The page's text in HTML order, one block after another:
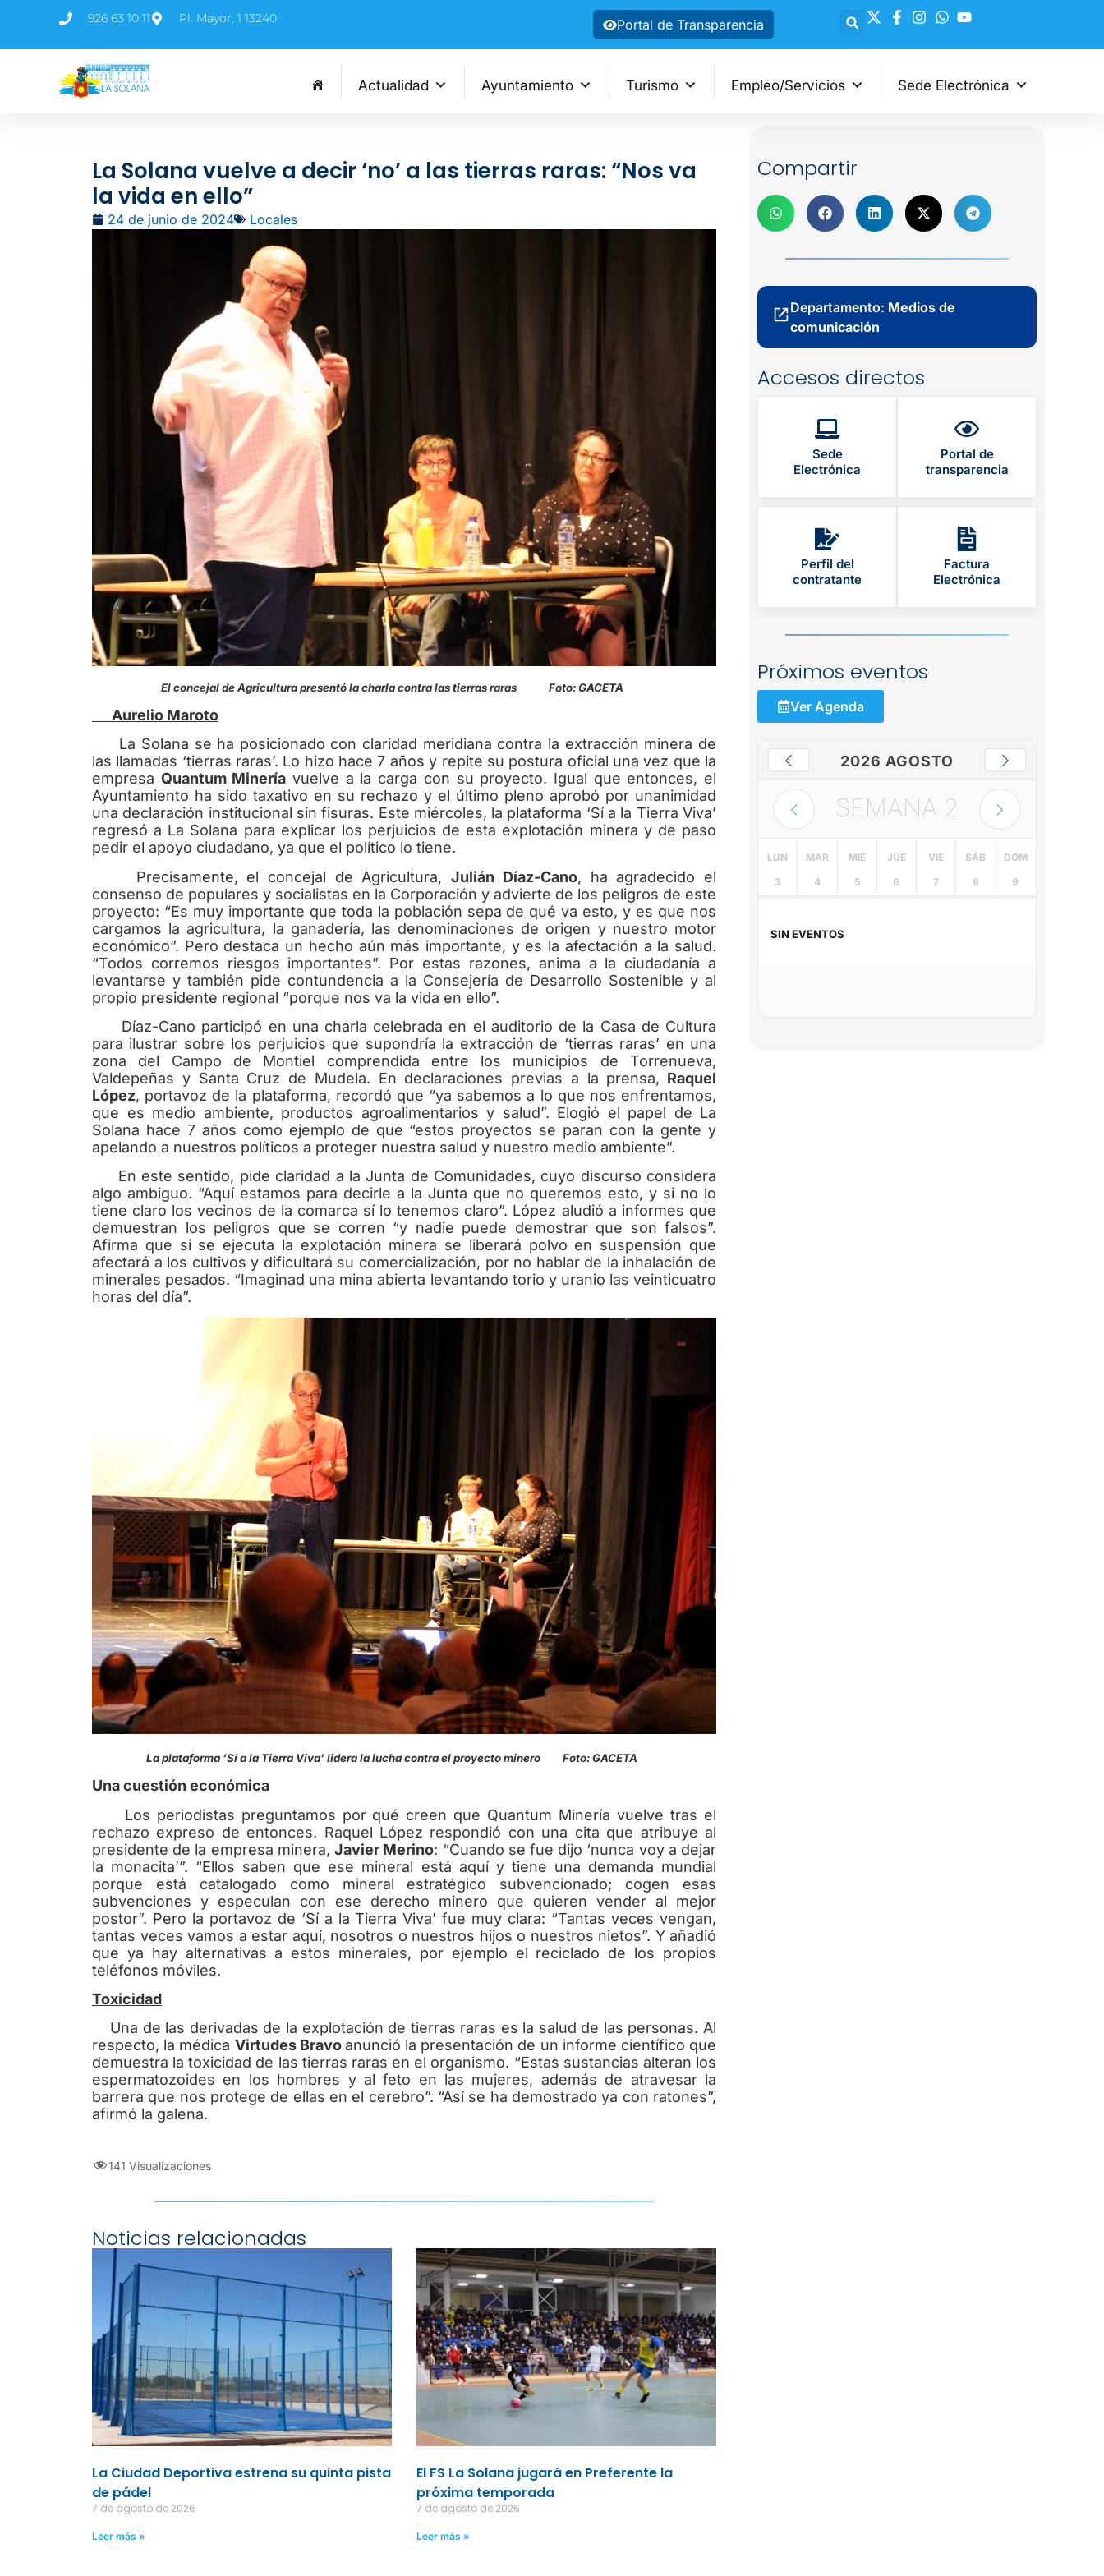
926 63 10 11 Pl. Mayor, 1 13240 Portal de Transparencia
Actualidad Ayuntamiento Turismo Empleo/Servicios Sede Electrónica
La Solana vuelve a decir ‘no’ a las tierras raras: “Nos va
la vida en ello”
24 de junio de 2024 Locales
El concejal de Agricultura presentó la charla contra las tierras raras Foto: GACETA
Aurelio Maroto
La Solana se ha posicionado con claridad meridiana contra la extracción minera de
las llamadas ‘tierras raras’. Lo hizo hace 7 años y repite su postura oficial una vez que la
empresa Quantum Minería vuelve a la carga con su proyecto. Igual que entonces, el
Ayuntamiento ha sido taxativo en su rechazo y el último pleno aprobó por unanimidad
una declaración institucional sin fisuras. Este miércoles, la plataforma ‘Sí a la Tierra Viva’
regresó a La Solana para explicar los perjuicios de esta explotación minera y de paso
pedir el apoyo ciudadano, ya que el político lo tiene.
Precisamente, el concejal de Agricultura,Julián Díaz-Cano, ha agradecido el
consenso de populares y socialistas en la Corporación y advierte de los peligros de este
proyecto: “Es muy importante que toda la población sepa de qué va esto, y es que nos
cargamos la agricultura, la ganadería, las denominaciones de origen y nuestro motor
económico”. Pero destaca un hecho aún más importante, y es la afectación a la salud.
“Todos corremos riesgos importantes”. Por estas razones, anima a la ciudadanía a
levantarse y también pide contundencia a la Consejería de Desarrollo Sostenible y al
propio presidente regional “porque nos va la vida en ello”.
Díaz-Cano participó en una charla celebrada en el auditorio de la Casa de Cultura
para ilustrar sobre los perjuicios que supondría la extracción de ‘tierras raras’ en una
zona del Campo de Montiel comprendida entre los municipios de Torrenueva,
Valdepeñas y Santa Cruz de Mudela. En declaraciones previas a la prensa, Raquel
López, portavoz de la plataforma, recordó que “ya sabemos a lo que nos enfrentamos,
que es medio ambiente, productos agroalimentarios y salud”. Elogió el papel de La
Solana hace 7 años como ejemplo de que “estos proyectos se paran con la gente y
apelando a nuestros políticos a proteger nuestra salud y nuestro medio ambiente”.
En este sentido, pide claridad a la Junta de Comunidades, cuyo discurso considera
algo ambiguo. “Aquí estamos para decirle a la Junta que no queremos esto, y si no lo
tiene claro los vecinos de la comarca sí lo tenemos claro”. López aludió a informes que
demuestran los peligros que se corren “y nadie puede demostrar que son falsos”.
Afirma que si se ejecuta la explotación minera se liberará polvo en suspensión que
afectará a los cultivos y dificultará su comercialización, por no hablar de la inhalación de
minerales pesados. “Imaginad una mina abierta levantando torio y uranio las veinticuatro
horas del día”.
La plataforma ‘Sí a la Tierra Viva’ lidera la lucha contra el proyecto minero Foto: GACETA
Una cuestión económica
Los periodistas preguntamos por qué creen que Quantum Minería vuelve tras el
rechazo expreso de entonces. Raquel López respondió con una cita que atribuye al
presidente de la empresa minera,Javier Merino: “Cuando se fue dijo ‘nunca voy a dejar
la monacita’”. “Ellos saben que ese mineral está aquí y tiene una demanda mundial
porque está catalogado como mineral estratégico subvencionado; cogen esas
subvenciones y especulan con ese derecho minero que quieren vender al mejor
postor”. Pero la portavoz de ‘Sí a la Tierra Viva’ fue muy clara: “Tantas veces vengan,
tantas veces vamos a estar aquí, nosotros o nuestros hijos o nuestros nietos”. Y añadió
que ya hay alternativas a estos minerales, por ejemplo el reciclado de los propios
teléfonos móviles.
Toxicidad
Una de las derivadas de la explotación de tierras raras es la salud de las personas. Al
respecto, la médica Virtudes Bravoanunció la presentación de un informe científico que
demuestra la toxicidad de las tierras raras en el organismo. “Estas sustancias alteran los
espermatozoides en los hombres y al feto en las mujeres, además de atravesar la
barrera que nos protege de ellas en el cerebro”. “Así se ha demostrado ya con ratones”,
afirmó la galena.
141 Visualizaciones
Noticias relacionadas
La Ciudad Deportiva estrena su quinta pista
de pádel
7 de agosto de 2026
Leer más »
El FS La Solana jugará en Preferente la
próxima temporada
7 de agosto de 2026
Leer más »
Compartir
Departamento: Medios de
comunicación
Accesos directos
Sede
Electrónica
Portal de
transparencia
Perfil del
contratante
Factura
Electrónica
Próximos eventos
Ver Agenda
2026 AGOSTO
SEMANA 2
LUN
3
MAR
4
MIÉ
5
JUE
6
VIE
7
SÁB
8
DOM
9
SIN EVENTOS